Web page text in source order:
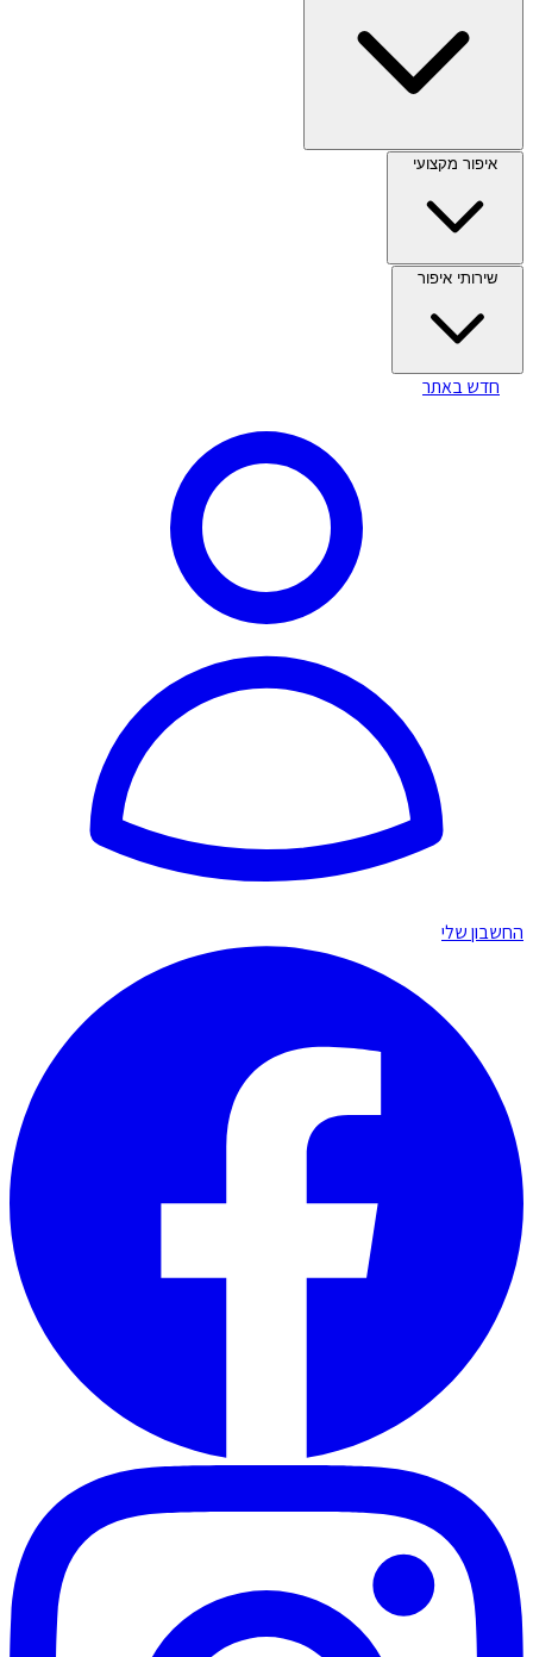
איפור מקצועי
שירותי איפור
חדש באתר
החשבון שלי